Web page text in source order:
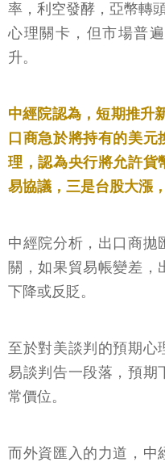
率，利空發酵，亞幣轉
心理關卡，但市場普
升。
中經院認為，短期推升
口商急於將持有的美
理，認為央行將允許貨
易協議，三是台股大漲
中經院分析，出口商拋
關，如果貿易帳變差，
下降或反貶。
至於對美談判的預期心
易談判告一段落，預期
常價位。
而外資匯入的力道，中